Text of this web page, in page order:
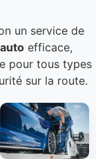
un service de
efficace,
pour tous types
sur la route.